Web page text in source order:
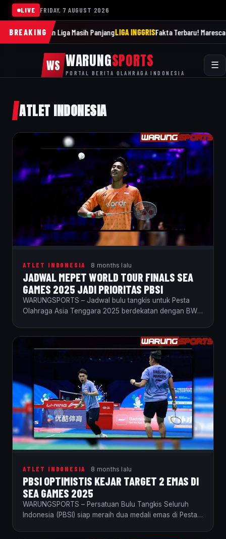
LIVE FRIDAY, 7 AUGUST 2026
BREAKING
Ingatkan Liga Masih Panjang LIGA INGGRISFakta Terbaru! Maresca Tak
WS WARUNGSPORTS
PORTAL BERITA OLAHRAGA INDONESIA
☰
ATLET INDONESIA
ATLET INDONESIA 8 months lalu
JADWAL MEPET WORLD TOUR FINALS SEA
GAMES 2025 JADI PRIORITAS PBSI
WARUNGSPORTS – Jadwal bulu tangkis untuk Pesta
Olahraga Asia Tenggara 2025 berdekatan dengan BWF
ATLET INDONESIA 8 months lalu
PBSI OPTIMISTIS KEJAR TARGET 2 EMAS DI
SEA GAMES 2025
WARUNGSPORTS – Persatuan Bulu Tangkis Seluruh
Indonesia (PBSI) siap meraih dua medali emas di Pesta